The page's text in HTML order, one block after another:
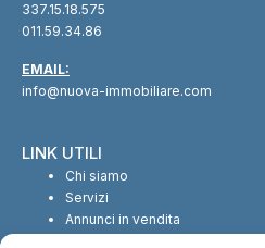
337.15.18.575
011.59.34.86
EMAIL:
info@nuova-immobiliare.com
LINK UTILI
Chi siamo
Servizi
Annunci in vendita